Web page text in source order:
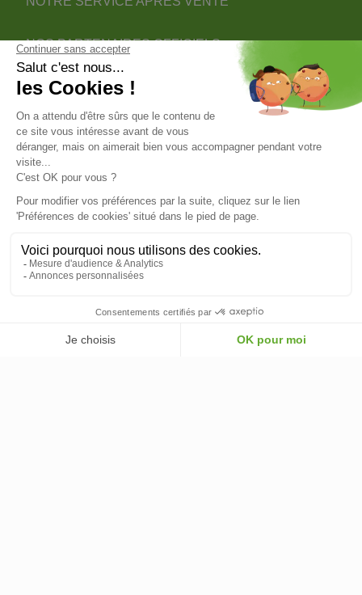
+ AJOUTER AU PANIER
259,00 € AJOUTER AU PANIER
NOS PARTENAIRES OFFICIELS
INFORMATIONS
INFORMATIONS & CONDITIONS
VOTRE COMPTE
© 2026 - ClimOnline - Tous droits réservés